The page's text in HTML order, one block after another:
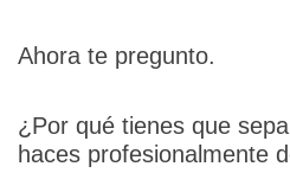
Ahora te pregunto.
¿Por qué tienes que
haces profesionalmente